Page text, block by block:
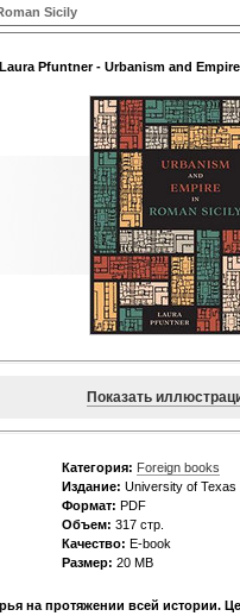
Sicily
Laura Pfuntner - Urbanism and
Показать
Категория: Foreign books
Издание: University of Texas
Формат: PDF
Объем: 317 стр.
Качество: E-book
Размер: 20 МВ
на протяжении всей истории.